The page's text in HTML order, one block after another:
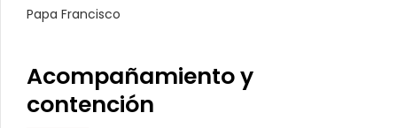
Papa Francisco
Acompañamiento y
contención